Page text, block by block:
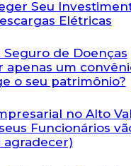
Seu
Elétricas
Seguro de Doenças
apenas um
o seu patrimônio?
no Alto
Funcionários
agradecer)